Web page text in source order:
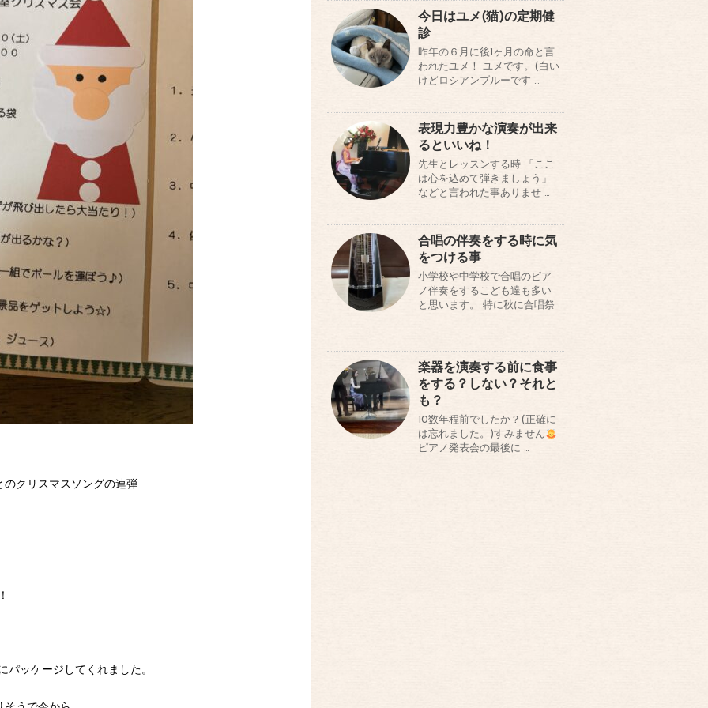
クリスマスソングの連弾
パッケージしてくれました。
今日はユメ(猫)の定期健
診
昨年の６月に後1ヶ月の命と言
われたユメ！ ユメです。(白い
けどロシアンブルーです …
表現力豊かな演奏が出来
るといいね！
先生とレッスンする時 「ここ
は心を込めて弾きましょう」
などと言われた事ありませ …
合唱の伴奏をする時に気
をつける事
小学校や中学校で合唱のピア
ノ伴奏をするこども達も多い
と思います。 特に秋に合唱祭
…
楽器を演奏する前に食事
をする？しない？それと
も？
10数年程前でしたか？(正確に
は忘れました。)すみません
ピアノ発表会の最後に …